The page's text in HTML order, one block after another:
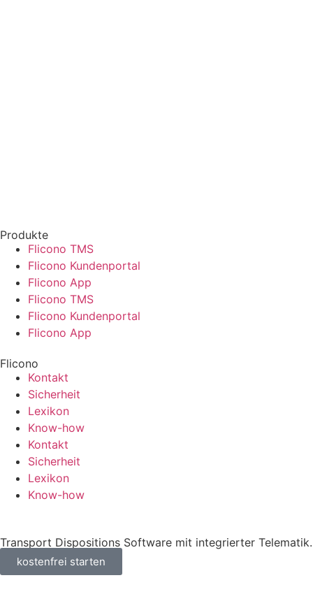
Produkte
Flicono TMS
Flicono Kundenportal
Flicono App
Flicono TMS
Flicono Kundenportal
Flicono App
Flicono
Kontakt
Sicherheit
Lexikon
Know-how
Kontakt
Sicherheit
Lexikon
Know-how
Transport Dispositions Software mit integrierter Telematik.
kostenfrei starten